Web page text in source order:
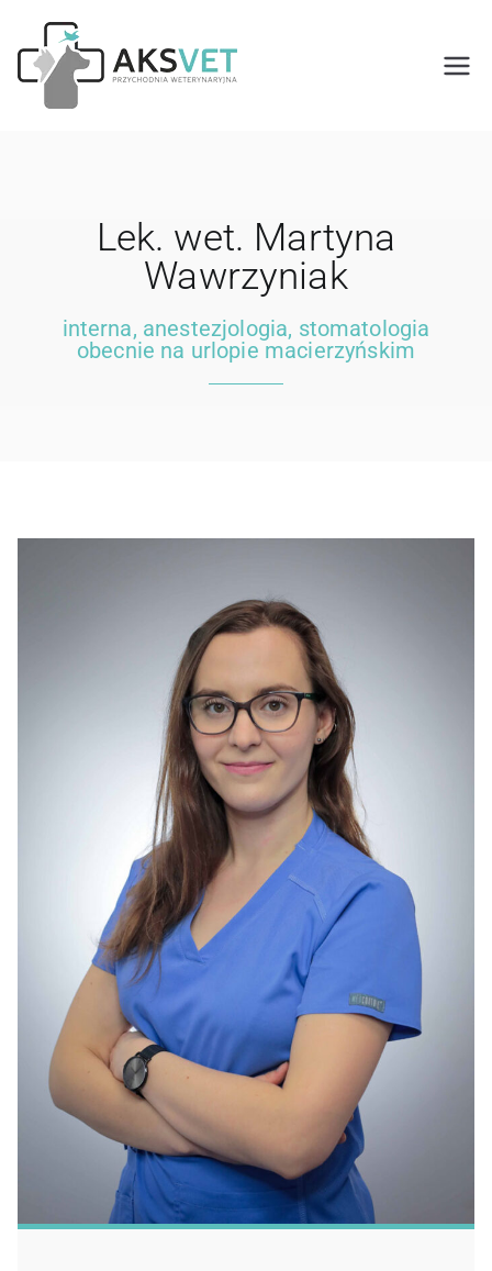
Weterynaryj
na w Oławie
Lek. wet. Martyna
Wawrzyniak
interna, anestezjologia, stomatologia
obecnie na urlopie macierzyńskim